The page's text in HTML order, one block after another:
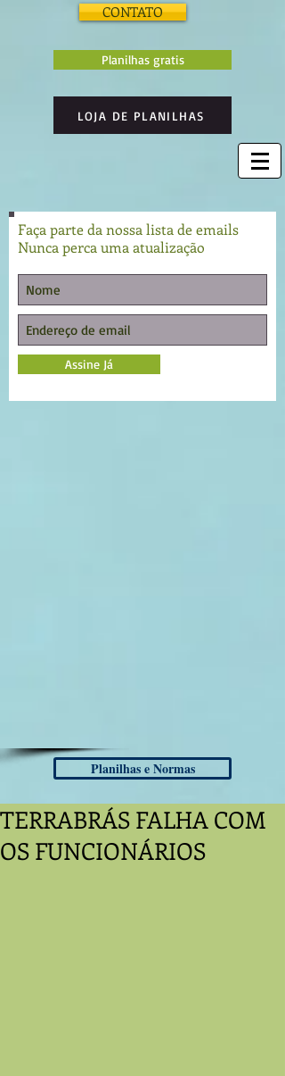
CONTATO
Planilhas gratis
LOJA DE PLANILHAS
Faça parte da nossa lista de emails
Nunca perca uma atualização
Assine Já
Planilhas e Normas
TERRABRÁS FALHA COM
OS FUNCIONÁRIOS